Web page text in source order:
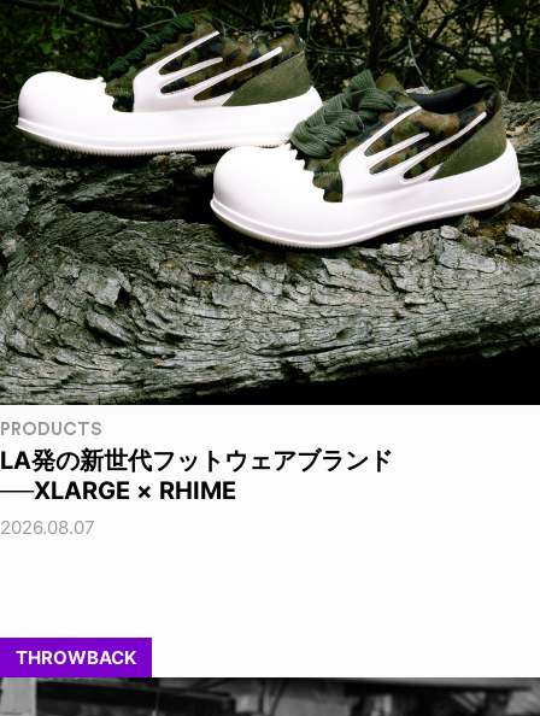
PRODUCTS
LA発の新世代フットウェアブランド
──XLARGE × RHIME
2026.08.07
THROWBACK